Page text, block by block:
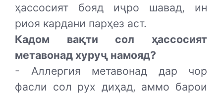
ҳассосият бояд иҷро шавад, ин
риоя кардани парҳез аст.
Кадом вақти сол ҳассосият
метавонад хуруҷ намояд?
- Аллергия метавонад дар чор
фасли сол рух диҳад, аммо барои